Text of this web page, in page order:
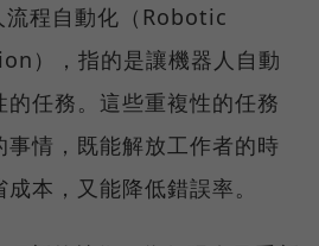
流程自動化（Robotic
），指的是讓機器人自動
任務。這些重複性的任務
情，既能解放工作者的時
本，又能降低錯誤率。